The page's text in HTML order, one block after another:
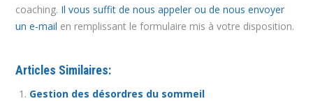
coaching. Il vous suffit de nous appeler ou de nous envoyer
un e-mail en remplissant le formulaire mis à votre disposition.
Articles Similaires:
Gestion des désordres du sommeil